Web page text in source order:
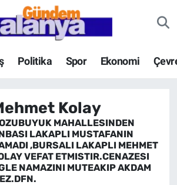
Politika Spor Ekonomi
Kolay
MAHALLESINDEN
LAKAPLI MUSTAFANIN
,BURSALI LAKAPLI MEHMET
VEFAT ETMISTIR.CENAZESI
NAMAZINI MUTEAKIP AKDAM